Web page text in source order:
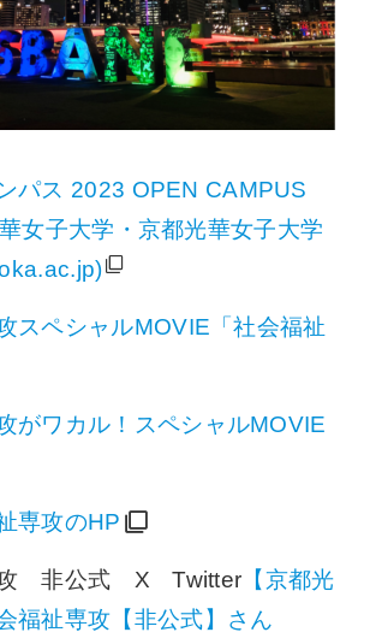
パス 2023 OPEN CAMPUS
女子大学・京都光華女子大学
スペシャルMOVIE「社会福祉
がワカル！スペシャルMOVIE
専攻のHP
攻 非公式 X Twitter 【京都光
福祉専攻【非公式】さん